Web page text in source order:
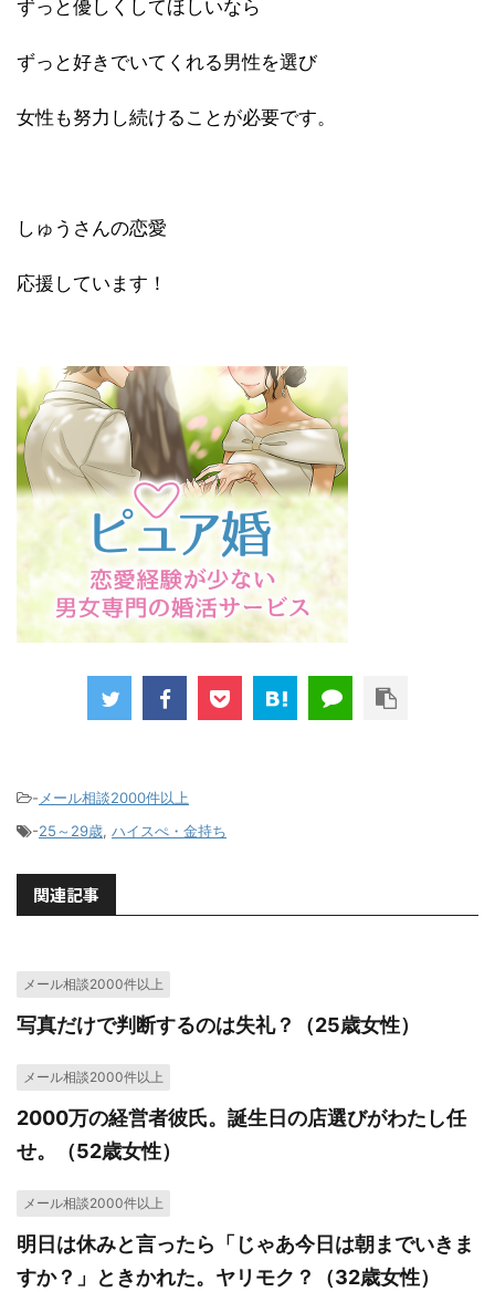
ずっと優しくしてほしいなら
ずっと好きでいてくれる男性を選び
女性も努力し続けることが必要です。
しゅうさんの恋愛
応援しています！
- メール相談2000件以上
-25～29歳, ハイスぺ・金持ち
関連記事
メール相談2000件以上
写真だけで判断するのは失礼？（25歳女性）
メール相談2000件以上
2000万の経営者彼氏。誕生日の店選びがわたし任
せ。（52歳女性）
メール相談2000件以上
明日は休みと言ったら「じゃあ今日は朝までいきま
すか？」ときかれた。ヤリモク？（32歳女性）